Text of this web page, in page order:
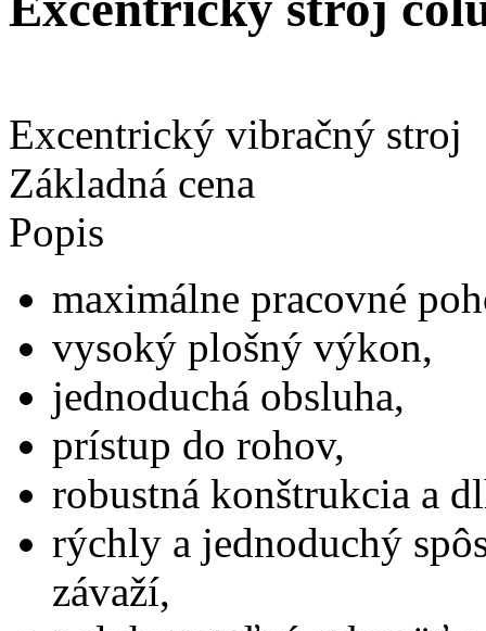
Excentrický vibračný stroj
Základná cena
Popis
maximálne pracovné
vysoký plošný výkon,
jednoduchá obsluha,
prístup do rohov,
robustná konštrukcia a
rýchly a jednoduchý
závaží,